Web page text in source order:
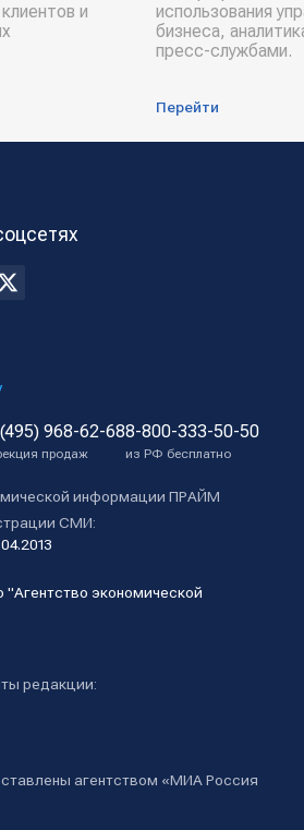
и
использования
бизнеса,
пресс-службами.
Перейти
968-62-68
продаж
8-800-333-50-50
из РФ бесплатно
информации ПРАЙМ
СМИ:
экономической
редакции:
агентством «МИА Россия